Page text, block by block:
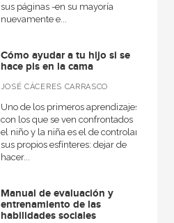
sus páginas -en su mayoría
nuevamente e...
Cómo ayudar a tu hijo si se
hace pis en la cama
JOSÉ CÁCERES CARRASCO
Uno de los primeros aprendizajes
con los que se ven confrontados
el niño y la niña es el de controlar
sus propios esfínteres: dejar de
hacer...
Manual de evaluación y
entrenamiento de las
habilidades sociales